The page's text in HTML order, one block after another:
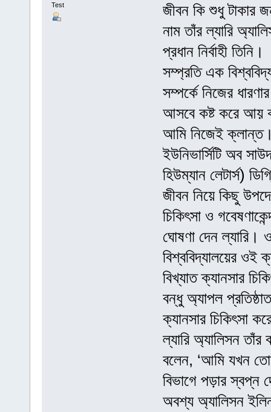
Test
জীবন কি শুধু
নাম তাঁর ল্যারি
প্রধান নির্বাহী তিনি।
সম্প্রতি এক
সম্পর্কে নিজের
আসবে কষ্ট করে আয়
আমি নিজেই
ইউনিভার্সিটি অব
হিউম্যান লেটার্স)
জীবন নিয়ে কিছু
চিকিৎসা ও
ঘোষণা দেন ল্যারি।
বিশ্ববিদ্যালয়ের ওই
বিখ্যাত ক্যানসার
বন্ধু অ্যাপল
ক্যানসার চিকিৎসা
ল্যারি অ্যালিসন
বলেন, ‘আমি যখন
বিভাগে পড়ার স্বপ্ন
অবশ্য অ্যালিসন